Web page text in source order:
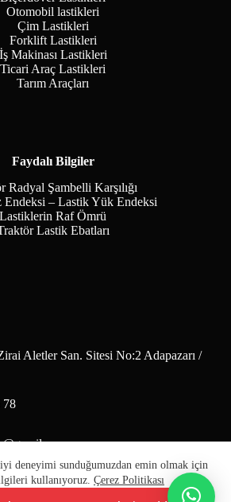
deneyimi sunduğumuzdan emin olmak için
kullanıyoruz. Çerez Politikası
Otomobil lastikleri
Çim Lastikleri
Forklift Lastikleri
İş Makinası Lastikleri
Ticari Araç Lastikleri
Tarım Araçları
Faydalı Bilgiler
Radyal Şambelli Karşılığı
Endeksi – Lastik Yük Endeksi
Lastiklerin Raf Ömrü
Lastik Ebatları
Aletler San. Sitesi No:2 Adapazarı /
78
Sözleşmesi
Teslimat&İade
Sayfası
Çerez Politikası